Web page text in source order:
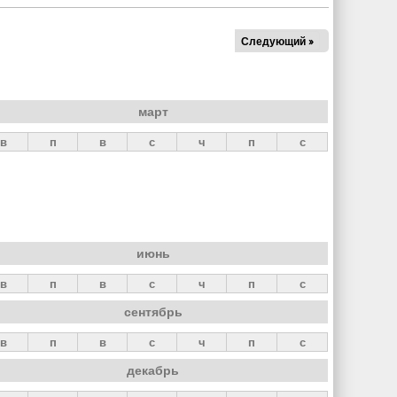
Следующий »
март
в п в с ч п с
июнь
в п в с ч п с
сентябрь
в п в с ч п с
декабрь